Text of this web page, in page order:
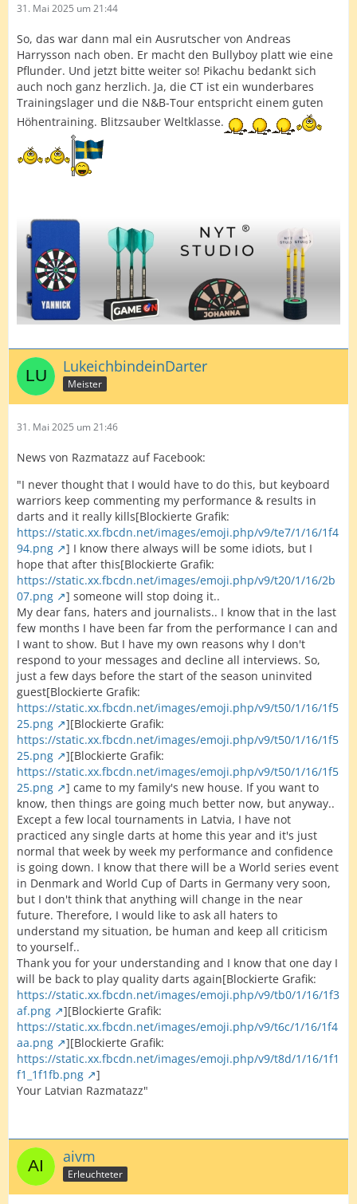
31. Mai 2025 um 21:44
So, das war dann mal ein Ausrutscher von Andreas
Harrysson nach oben. Er macht den Bullyboy platt wie eine
Pflunder. Und jetzt bitte weiter so! Pikachu bedankt sich
auch noch ganz herzlich. Ja, die CT ist ein wunderbares
Trainingslager und die N&B-Tour entspricht einem guten
Höhentraining. Blitzsauber Weltklasse.
LukeichbindeinDarter
Meister
31. Mai 2025 um 21:46
News von Razmatazz auf Facebook:
"I never thought that I would have to do this, but keyboard
warriors keep commenting my performance & results in
darts and it really kills[Blockierte Grafik:
https://static.xx.fbcdn.net/images/emoji.php/v9/te7/1/16/1f4
94.png
] I know there always will be some idiots, but I
hope that after this[Blockierte Grafik:
https://static.xx.fbcdn.net/images/emoji.php/v9/t20/1/16/2b
07.png
] someone will stop doing it..
My dear fans, haters and journalists.. I know that in the last
few months I have been far from the performance I can and
I want to show. But I have my own reasons why I don't
respond to your messages and decline all interviews. So,
just a few days before the start of the season uninvited
guest[Blockierte Grafik:
https://static.xx.fbcdn.net/images/emoji.php/v9/t50/1/16/1f5
25.png
][Blockierte Grafik:
https://static.xx.fbcdn.net/images/emoji.php/v9/t50/1/16/1f5
25.png
][Blockierte Grafik:
https://static.xx.fbcdn.net/images/emoji.php/v9/t50/1/16/1f5
25.png
] came to my family's new house. If you want to
know, then things are going much better now, but anyway..
Except a few local tournaments in Latvia, I have not
practiced any single darts at home this year and it's just
normal that week by week my performance and confidence
is going down. I know that there will be a World series event
in Denmark and World Cup of Darts in Germany very soon,
but I don't think that anything will change in the near
future. Therefore, I would like to ask all haters to
understand my situation, be human and keep all criticism
to yourself..
Thank you for your understanding and I know that one day I
will be back to play quality darts again[Blockierte Grafik:
https://static.xx.fbcdn.net/images/emoji.php/v9/tb0/1/16/1f3
af.png
][Blockierte Grafik:
https://static.xx.fbcdn.net/images/emoji.php/v9/t6c/1/16/1f4
aa.png
][Blockierte Grafik:
https://static.xx.fbcdn.net/images/emoji.php/v9/t8d/1/16/1f1
f1_1f1fb.png
]
Your Latvian Razmatazz"
aivm
Erleuchteter